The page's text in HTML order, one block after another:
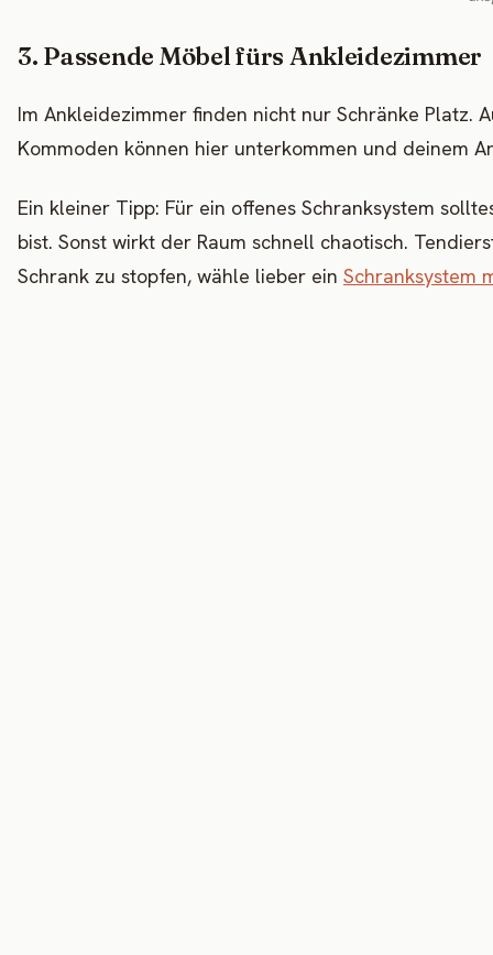
3. Passende Möbel fürs Ankleidezimmer
Im Ankleidezimmer finden nicht nur Schränke Platz.
Kommoden können hier unterkommen und deinem
Ein kleiner Tipp: Für ein offenes Schranksystem
bist. Sonst wirkt der Raum schnell chaotisch.
Schrank zu stopfen, wähle lieber ein Schranksystem